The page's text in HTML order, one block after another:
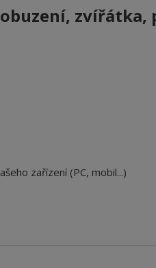
zvířátka,
zařízení (PC, mobil...)